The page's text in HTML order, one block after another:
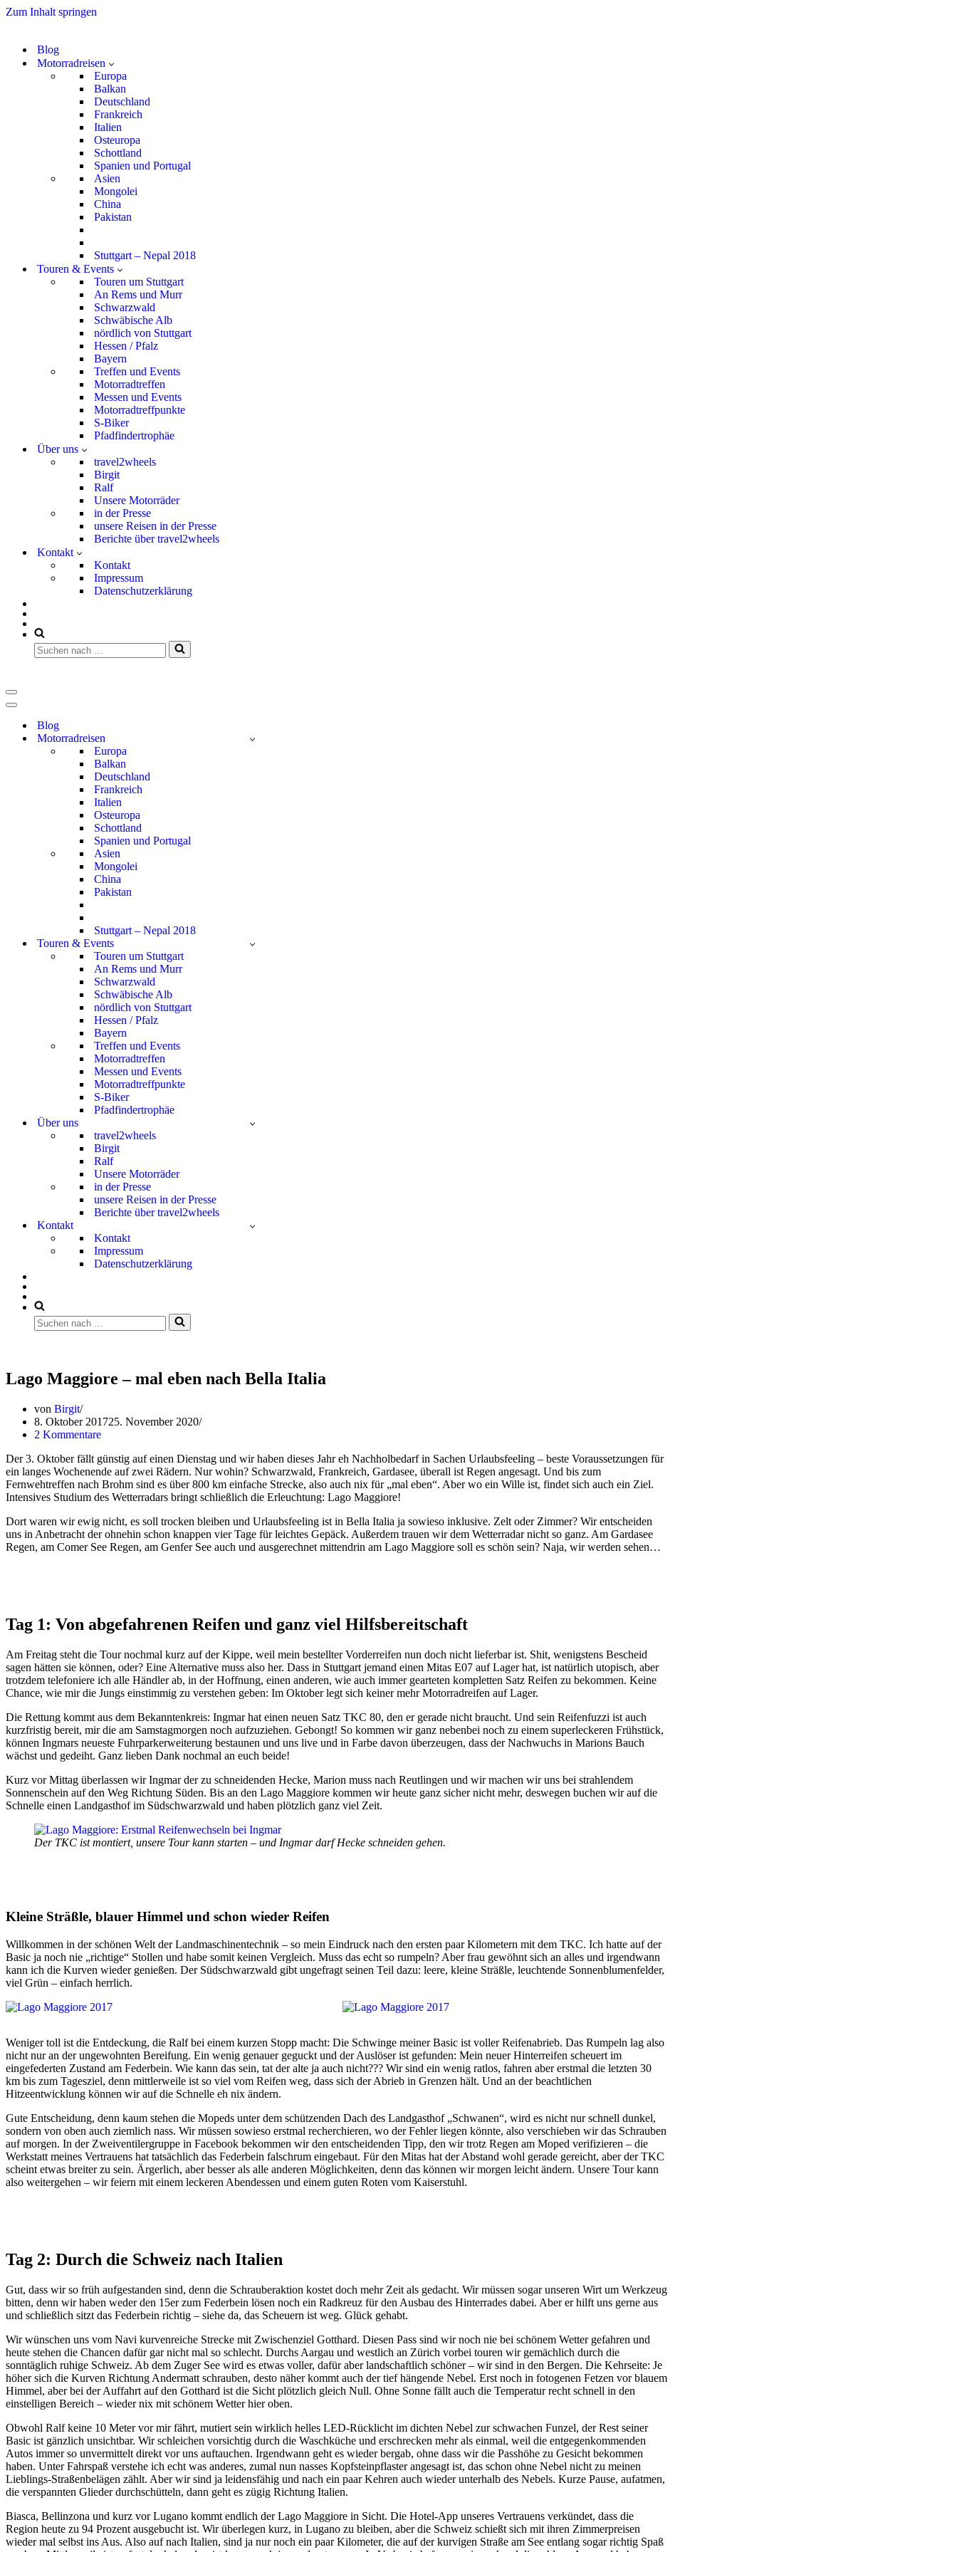
Zum Inhalt springen
Blog
Motorradreisen
Europa
Balkan
Deutschland
Frankreich
Italien
Osteuropa
Schottland
Spanien und Portugal
Asien
Mongolei
China
Pakistan
Stuttgart – Nepal 2018
Touren & Events
Touren um Stuttgart
An Rems und Murr
Schwarzwald
Schwäbische Alb
nördlich von Stuttgart
Hessen / Pfalz
Bayern
Treffen und Events
Motorradtreffen
Messen und Events
Motorradtreffpunkte
S-Biker
Pfadfindertrophäe
Über uns
travel2wheels
Birgit
Ralf
Unsere Motorräder
in der Presse
unsere Reisen in der Presse
Berichte über travel2wheels
Kontakt
Kontakt
Impressum
Datenschutzerklärung
Suchen
nach …
Navigationsmenü
Navigationsmenü
Blog
Motorradreisen
Europa
Balkan
Deutschland
Frankreich
Italien
Osteuropa
Schottland
Spanien und Portugal
Asien
Mongolei
China
Pakistan
Stuttgart – Nepal 2018
Touren & Events
Touren um Stuttgart
An Rems und Murr
Schwarzwald
Schwäbische Alb
nördlich von Stuttgart
Hessen / Pfalz
Bayern
Treffen und Events
Motorradtreffen
Messen und Events
Motorradtreffpunkte
S-Biker
Pfadfindertrophäe
Über uns
travel2wheels
Birgit
Ralf
Unsere Motorräder
in der Presse
unsere Reisen in der Presse
Berichte über travel2wheels
Kontakt
Kontakt
Impressum
Datenschutzerklärung
Suchen
nach …
Lago Maggiore – mal eben nach Bella Italia
von Birgit
8. Oktober 201725. November 2020
2 Kommentare
Der 3. Oktober fällt günstig auf einen Dienstag und wir haben dieses Jahr eh Nachholbedarf in Sachen Urlaubsfeeling – beste Voraussetzungen für
ein langes Wochenende auf zwei Rädern. Nur wohin? Schwarzwald, Frankreich, Gardasee, überall ist Regen angesagt. Und bis zum
Fernwehtreffen nach Brohm sind es über 800 km einfache Strecke, also auch nix für „mal eben“. Aber wo ein Wille ist, findet sich auch ein Ziel.
Intensives Studium des Wetterradars bringt schließlich die Erleuchtung: Lago Maggiore!
Dort waren wir ewig nicht, es soll trocken bleiben und Urlaubsfeeling ist in Bella Italia ja sowieso inklusive. Zelt oder Zimmer? Wir entscheiden
uns in Anbetracht der ohnehin schon knappen vier Tage für leichtes Gepäck. Außerdem trauen wir dem Wetterradar nicht so ganz. Am Gardasee
Regen, am Comer See Regen, am Genfer See auch und ausgerechnet mittendrin am Lago Maggiore soll es schön sein? Naja, wir werden sehen…
Tag 1: Von abgefahrenen Reifen und ganz viel Hilfsbereitschaft
Am Freitag steht die Tour nochmal kurz auf der Kippe, weil mein bestellter Vorderreifen nun doch nicht lieferbar ist. Shit, wenigstens Bescheid
sagen hätten sie können, oder? Eine Alternative muss also her. Dass in Stuttgart jemand einen Mitas E07 auf Lager hat, ist natürlich utopisch, aber
trotzdem telefoniere ich alle Händler ab, in der Hoffnung, einen anderen, wie auch immer gearteten kompletten Satz Reifen zu bekommen. Keine
Chance, wie mir die Jungs einstimmig zu verstehen geben: Im Oktober legt sich keiner mehr Motorradreifen auf Lager.
Die Rettung kommt aus dem Bekanntenkreis: Ingmar hat einen neuen Satz TKC 80, den er gerade nicht braucht. Und sein Reifenfuzzi ist auch
kurzfristig bereit, mir die am Samstagmorgen noch aufzuziehen. Gebongt! So kommen wir ganz nebenbei noch zu einem superleckeren Frühstück,
können Ingmars neueste Fuhrparkerweiterung bestaunen und uns live und in Farbe davon überzeugen, dass der Nachwuchs in Marions Bauch
wächst und gedeiht. Ganz lieben Dank nochmal an euch beide!
Kurz vor Mittag überlassen wir Ingmar der zu schneidenden Hecke, Marion muss nach Reutlingen und wir machen wir uns bei strahlendem
Sonnenschein auf den Weg Richtung Süden. Bis an den Lago Maggiore kommen wir heute ganz sicher nicht mehr, deswegen buchen wir auf die
Schnelle einen Landgasthof im Südschwarzwald und haben plötzlich ganz viel Zeit.
Der TKC ist montiert, unsere Tour kann starten – und Ingmar darf Hecke schneiden gehen.
Kleine Sträßle, blauer Himmel und schon wieder Reifen
Willkommen in der schönen Welt der Landmaschinentechnik – so mein Eindruck nach den ersten paar Kilometern mit dem TKC. Ich hatte auf der
Basic ja noch nie „richtige“ Stollen und habe somit keinen Vergleich. Muss das echt so rumpeln? Aber frau gewöhnt sich an alles und irgendwann
kann ich die Kurven wieder genießen. Der Südschwarzwald gibt ungefragt seinen Teil dazu: leere, kleine Sträßle, leuchtende Sonnenblumenfelder,
viel Grün – einfach herrlich.
Weniger toll ist die Entdeckung, die Ralf bei einem kurzen Stopp macht: Die Schwinge meiner Basic ist voller Reifenabrieb. Das Rumpeln lag also
nicht nur an der ungewohnten Bereifung. Ein wenig genauer geguckt und der Auslöser ist gefunden: Mein neuer Hinterreifen scheuert im
eingefederten Zustand am Federbein. Wie kann das sein, tat der alte ja auch nicht??? Wir sind ein wenig ratlos, fahren aber erstmal die letzten 30
km bis zum Tagesziel, denn mittlerweile ist so viel vom Reifen weg, dass sich der Abrieb in Grenzen hält. Und an der beachtlichen
Hitzeentwicklung können wir auf die Schnelle eh nix ändern.
Gute Entscheidung, denn kaum stehen die Mopeds unter dem schützenden Dach des Landgasthof „Schwanen“, wird es nicht nur schnell dunkel,
sondern von oben auch ziemlich nass. Wir müssen sowieso erstmal recherchieren, wo der Fehler liegen könnte, also verschieben wir das Schrauben
auf morgen. In der Zweiventilergruppe in Facebook bekommen wir den entscheidenden Tipp, den wir trotz Regen am Moped verifizieren – die
Werkstatt meines Vertrauens hat tatsächlich das Federbein falschrum eingebaut. Für den Mitas hat der Abstand wohl gerade gereicht, aber der TKC
scheint etwas breiter zu sein. Ärgerlich, aber besser als alle anderen Möglichkeiten, denn das können wir morgen leicht ändern. Unsere Tour kann
also weitergehen – wir feiern mit einem leckeren Abendessen und einem guten Roten vom Kaiserstuhl.
Tag 2: Durch die Schweiz nach Italien
Gut, dass wir so früh aufgestanden sind, denn die Schrauberaktion kostet doch mehr Zeit als gedacht. Wir müssen sogar unseren Wirt um Werkzeug
bitten, denn wir haben weder den 15er zum Federbein lösen noch ein Radkreuz für den Ausbau des Hinterrades dabei. Aber er hilft uns gerne aus
und schließlich sitzt das Federbein richtig – siehe da, das Scheuern ist weg. Glück gehabt.
Wir wünschen uns vom Navi kurvenreiche Strecke mit Zwischenziel Gotthard. Diesen Pass sind wir noch nie bei schönem Wetter gefahren und
heute stehen die Chancen dafür gar nicht mal so schlecht. Durchs Aargau und westlich an Zürich vorbei touren wir gemächlich durch die
sonntäglich ruhige Schweiz. Ab dem Zuger See wird es etwas voller, dafür aber landschaftlich schöner – wir sind in den Bergen. Die Kehrseite: Je
höher sich die Kurven Richtung Andermatt schrauben, desto näher kommt auch der tief hängende Nebel. Erst noch in fotogenen Fetzen vor blauem
Himmel, aber bei der Auffahrt auf den Gotthard ist die Sicht plötzlich gleich Null. Ohne Sonne fällt auch die Temperatur recht schnell in den
einstelligen Bereich – wieder nix mit schönem Wetter hier oben.
Obwohl Ralf keine 10 Meter vor mir fährt, mutiert sein wirklich helles LED-Rücklicht im dichten Nebel zur schwachen Funzel, der Rest seiner
Basic ist gänzlich unsichtbar. Wir schleichen vorsichtig durch die Waschküche und erschrecken mehr als einmal, weil die entgegenkommenden
Autos immer so unvermittelt direkt vor uns auftauchen. Irgendwann geht es wieder bergab, ohne dass wir die Passhöhe zu Gesicht bekommen
haben. Unter Fahrspaß verstehe ich echt was anderes, zumal nun nasses Kopfsteinpflaster angesagt ist, das schon ohne Nebel nicht zu meinen
Lieblings-Straßenbelägen zählt. Aber wir sind ja leidensfähig und nach ein paar Kehren auch wieder unterhalb des Nebels. Kurze Pause, aufatmen,
die verspannten Glieder durchschütteln, dann geht es zügig Richtung Italien.
Biasca, Bellinzona und kurz vor Lugano kommt endlich der Lago Maggiore in Sicht. Die Hotel-App unseres Vertrauens verkündet, dass die
Region heute zu 94 Prozent ausgebucht ist. Wir überlegen kurz, in Lugano zu bleiben, aber die Schweiz schießt sich mit ihren Zimmerpreisen
wieder mal selbst ins Aus. Also auf nach Italien, sind ja nur noch ein paar Kilometer, die auf der kurvigen Straße am See entlang sogar richtig Spaß